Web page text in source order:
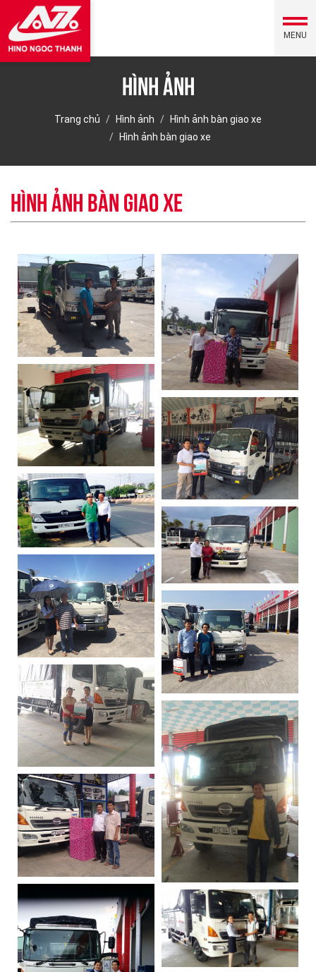
MENU
Hình ảnh
Trang chủ Hình ảnh
Hình ảnh bàn giao xe
Hình ảnh bàn giao xe
Hình ảnh bàn giao xe